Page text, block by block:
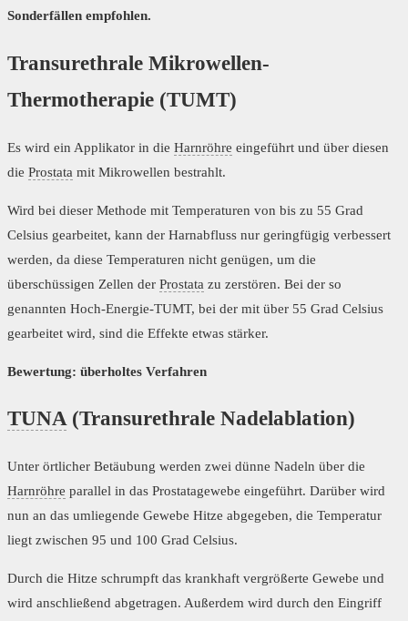
Sonderfällen empfohlen.
Transurethrale Mikrowellen-
Thermotherapie (TUMT)
Es wird ein Applikator in die Harnröhre eingeführt und über diesen
die Prostata mit Mikrowellen bestrahlt.
Wird bei dieser Methode mit Temperaturen von bis zu 55 Grad
Celsius gearbeitet, kann der Harnabfluss nur geringfügig verbessert
werden, da diese Temperaturen nicht genügen, um die
überschüssigen Zellen der Prostata zu zerstören. Bei der so
genannten Hoch-Energie-TUMT, bei der mit über 55 Grad Celsius
gearbeitet wird, sind die Effekte etwas stärker.
Bewertung: überholtes Verfahren
TUNA(Transurethrale Nadelablation)
Unter örtlicher Betäubung werden zwei dünne Nadeln über die
Harnröhre parallel in das Prostatagewebe eingeführt. Darüber wird
nun an das umliegende Gewebe Hitze abgegeben, die Temperatur
liegt zwischen 95 und 100 Grad Celsius.
Durch die Hitze schrumpft das krankhaft vergrößerte Gewebe und
wird anschließend abgetragen. Außerdem wird durch den Eingriff